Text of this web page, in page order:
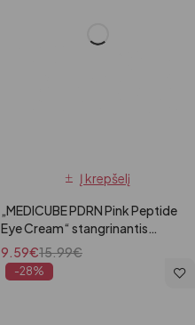
Į krepšelį
„MEDICUBE PDRN Pink Peptide
Eye Cream“ stangrinantis
paakių kremas, 30 ml
15.99€
9.59€
-28%